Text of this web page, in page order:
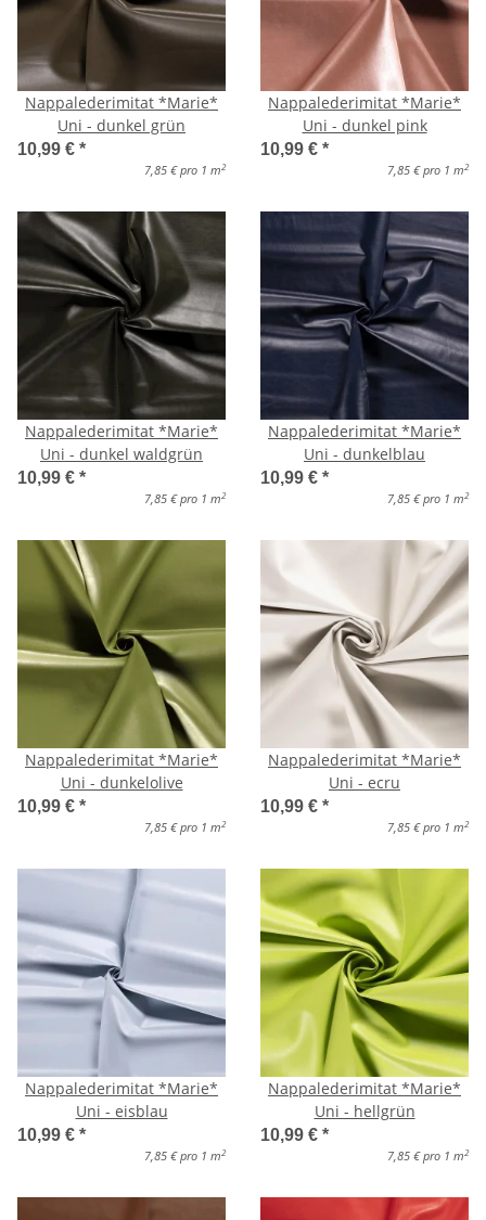
Nappalederimitat *Marie*
Uni - dunkel grün
10,99 € *
7,85 € pro 1 m 2
Nappalederimitat *Marie*
Uni - dunkel pink
10,99 € *
7,85 € pro 1 m 2
Nappalederimitat *Marie*
Uni - dunkel waldgrün
10,99 € *
7,85 € pro 1 m 2
Nappalederimitat *Marie*
Uni - dunkelblau
10,99 € *
7,85 € pro 1 m 2
Nappalederimitat *Marie*
Uni - dunkelolive
10,99 € *
7,85 € pro 1 m 2
Nappalederimitat *Marie*
Uni - ecru
10,99 € *
7,85 € pro 1 m 2
Nappalederimitat *Marie*
Uni - eisblau
10,99 € *
7,85 € pro 1 m 2
Nappalederimitat *Marie*
Uni - hellgrün
10,99 € *
7,85 € pro 1 m 2